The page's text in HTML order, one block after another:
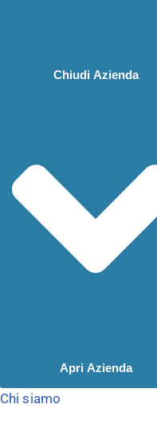
Chiudi Azienda
Apri Azienda
Chi siamo